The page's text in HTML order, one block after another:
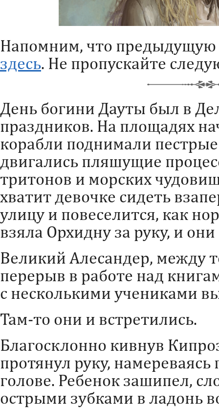
Напомним, что предыдущую
здесь. Не пропускайте
День богини Дауты был в
праздников. На площадях
корабли поднимали
двигались пляшущие
тритонов и морских
хватит девочке сидеть
улицу и повеселится, как
взяла Орхидну за руку, и
Великий Алесандер, между
перерыв в работе над
с несколькими учениками
Там-то они и встретились.
Благосклонно кивнув
протянул руку, намереваясь
голове. Ребенок зашипел,
острыми зубками в ладонь